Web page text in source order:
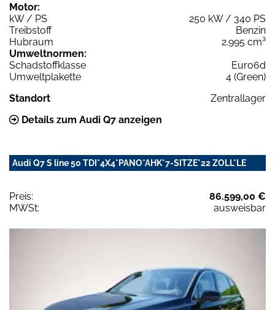
Motor:
kW / PS
250 kW / 340 PS
Treibstoff
Benzin
Hubraum
2.995 cm³
Umweltnormen:
Schadstoffklasse
Euro6d
Umweltplakette
4 (Green)
Standort
Zentrallager
Details zum Audi Q7 anzeigen
Audi Q7 S line 50 TDI*4X4*PANO*AHK*7-SITZE*22 ZOLL*LE
Preis:
86.599,00 €
MWSt:
ausweisbar